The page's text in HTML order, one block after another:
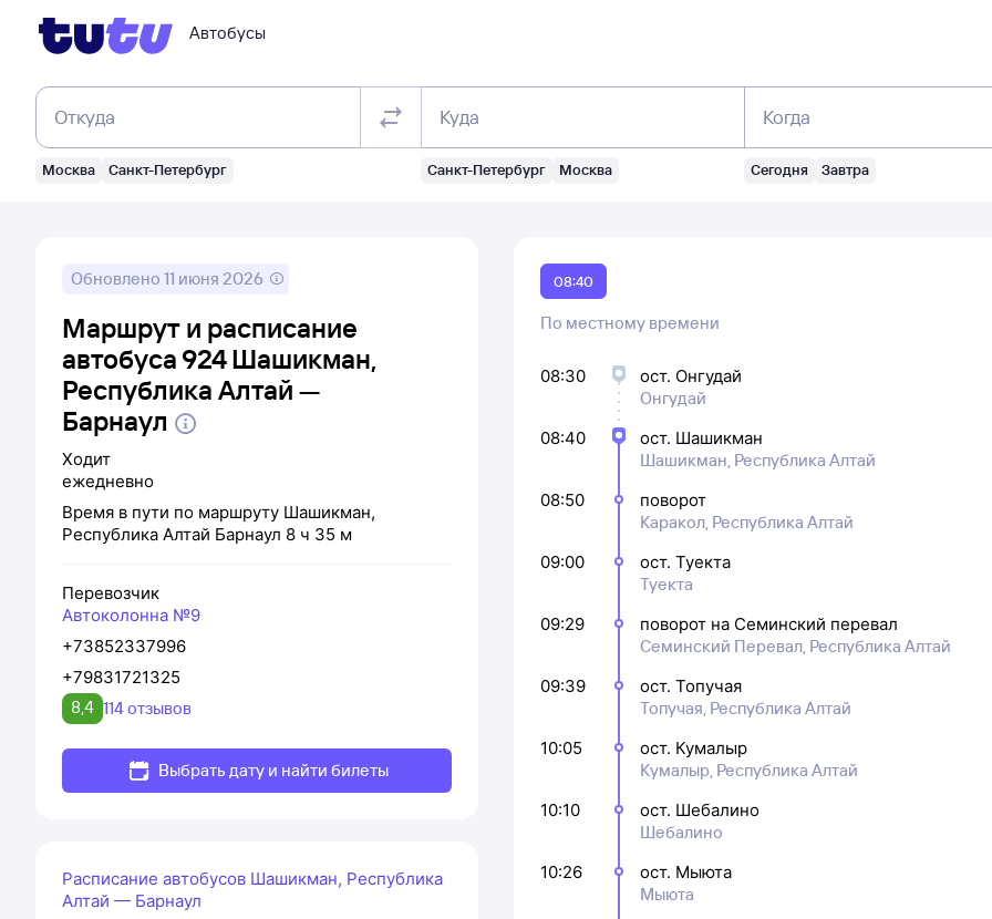
Автобусы
Откуда
Москва Санкт-Петербург
Куда
Санкт-Петербург Москва
Когда
Сегодня Завтра
Обновлено 11 июня 2026
Маршрут и расписание
автобуса 924 Шашикман,
Республика Алтай —
Барнаул
Ходит
ежедневно
Время в пути по маршруту Шашикман,
Республика Алтай Барнаул 8 ч 35 м
Перевозчик
Автоколонна №9
+73852337996
+79831721325
8,4 114 отзывов
Выбрать дату и найти билеты
08:40
По местному времени
08:30
ост. Онгудай
Онгудай
08:40
ост. Шашикман
Шашикман, Республика Алтай
08:50
поворот
Каракол, Республика Алтай
09:00
ост. Туекта
Туекта
09:29
поворот на Семинский перевал
Семинский Перевал, Республика Алтай
09:39
ост. Топучая
Топучая, Республика Алтай
10:05
ост. Кумалыр
Кумалыр, Республика Алтай
10:10
ост. Шебалино
Шебалино
10:26
ост. Мыюта
Мыюта
Расписание автобусов Шашикман, Республика
Алтай — Барнаул